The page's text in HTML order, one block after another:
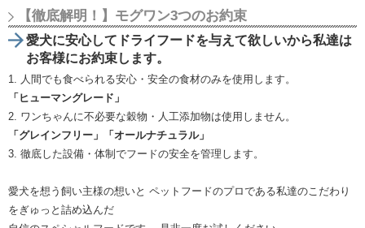
【徹底解明！】モグワン3つのお約束
愛犬に安心してドライフードを与えて欲しいから私達は
お客様にお約束します。
1. 人間でも食べられる安心・安全の食材のみを使用します。
「ヒューマングレード」
2. ワンちゃんに不必要な穀物・人工添加物は使用しません。
「グレインフリー」「オールナチュラル」
3. 徹底した設備・体制でフードの安全を管理します。
愛犬を想う飼い主様の想いと ペットフードのプロである私達のこだわり
をぎゅっと詰め込んだ